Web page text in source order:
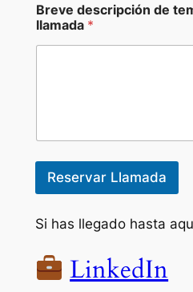
Breve descripción de
llamada *
Reservar Llamada
Si has llegado hasta
LinkedIn